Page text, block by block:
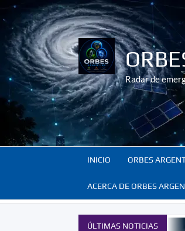
Saltar
al
contenido
Radar de
INICIO ORBES
ACERCA DE ORBES
ÚLTIMAS NOTICIAS